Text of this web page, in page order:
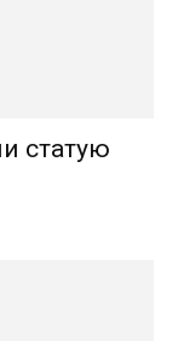
статую